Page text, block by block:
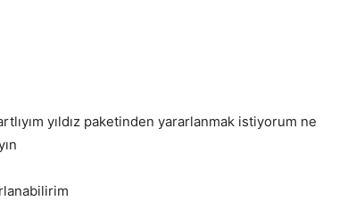
yıldız paketinden yararlanmak istiyorum ne